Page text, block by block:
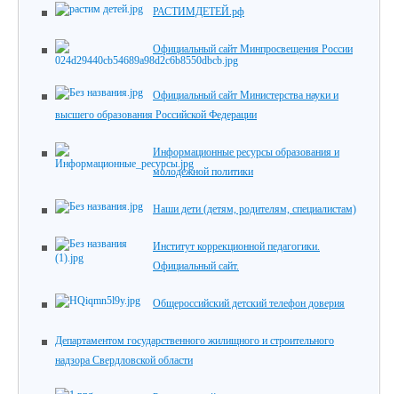
РАСТИМДЕТЕЙ.рф
Официальный сайт Минпросвещения России
Официальный сайт Министерства науки и
высшего образования Российской Федерации
Информационные ресурсы образования и
молодежной политики
Наши дети (детям, родителям, специалистам)
Институт коррекционной педагогики.
Официальный сайт.
Общероссийский детский телефон доверия
Департаментом государственного жилищного и строительного
надзора Свердловской области